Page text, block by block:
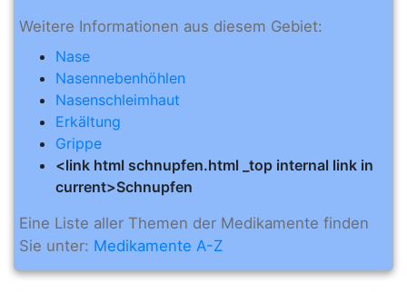
Weitere Informationen aus diesem Gebiet:
Nase
Nasennebenhöhlen
Nasenschleimhaut
Erkältung
Grippe
<link html schnupfen.html _top internal link in
current>Schnupfen
Eine Liste aller Themen der Medikamente finden
Sie unter: Medikamente A-Z